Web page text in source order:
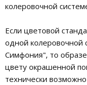
колеровочной
Если цветовой
одной колеровочной
Симфония", то
цвету окрашенной
технически